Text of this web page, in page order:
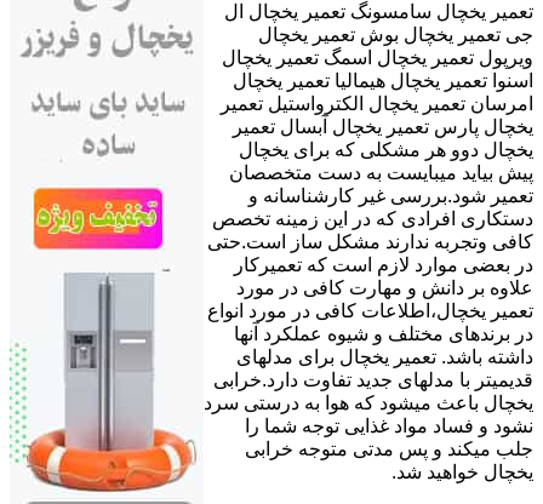
تعمیر یخچال سامسونگ تعمیر یخچال ال
جی تعمیر یخچال بوش تعمیر یخچال
ویرپول تعمیر یخچال اسمگ تعمیر یخچال
اسنوا تعمیر یخچال هیمالیا تعمیر یخچال
امرسان تعمیر یخچال الکترواستیل تعمیر
یخچال پارس تعمیر یخچال آبسال تعمیر
یخچال دوو هر مشکلی که برای یخچال
پیش بیاید میبایست به دست متخصصان
تعمیر شود.بررسی غیر کارشناسانه و
دستکاری افرادی که در این زمینه تخصص
کافی وتجربه ندارند مشکل ساز است.حتی
در بعضی موارد لازم است که تعمیرکار
علاوه بر دانش و مهارت کافی در مورد
تعمیر یخچال،اطلاعات کافی در مورد انواع
در برندهای مختلف و شیوه عملکرد آنها
داشته باشد. تعمیر یخچال برای مدلهای
قدیمیتر با مدل‍های جدید تفاوت دارد.خرابی
یخچال باعث میشود که هوا به درستی سرد
نشود و فساد مواد غذایی توجه شما را
جلب میکند و پس مدتی متوجه خرابی
یخچال خواهید شد.